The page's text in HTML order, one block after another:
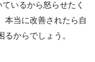
いるから怒らせたく
本当に改善されたら自
からでしょう。